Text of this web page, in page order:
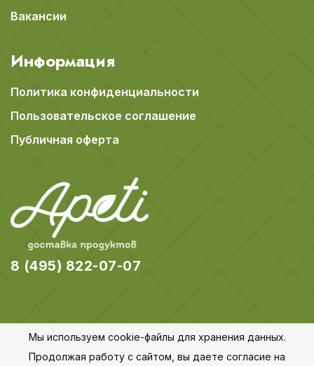
Вакансии
Информация
Политика конфиденциальности
Пользовательское соглашение
Публичная оферта
8 (495) 822-07-07
© 2018-2026 Apeti.ru,Карта сайта
Мы используем cookie-файлы для хранения данных.
Продолжая работу с сайтом, вы даете согласие на